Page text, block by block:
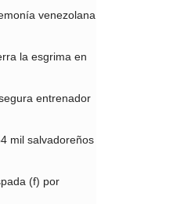
venezolana
la esgrima en
entrenador
mil salvadoreños
(f) por